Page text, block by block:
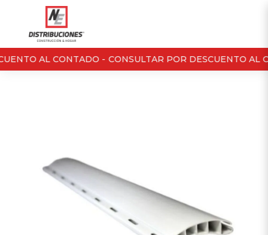
AL CONTADO - CONSULTAR POR DESCUENTO AL